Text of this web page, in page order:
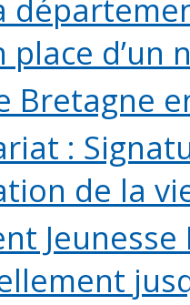
place d’un
Bretagne
:
de la